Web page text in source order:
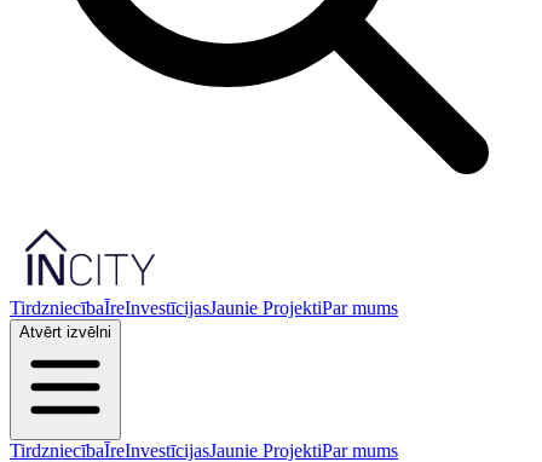
TirdzniecībaĪreInvestīcijasJaunie ProjektiPar mums
Atvērt izvēlni
TirdzniecībaĪreInvestīcijasJaunie ProjektiPar mums